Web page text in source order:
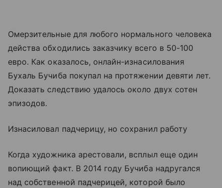
Омерзительные для любого нормального человека
действа обходились заказчику всего в 50-100
евро. Как оказалось, онлайн-изнасилования
Бухаль Бучиба покупал на протяжении девяти лет.
Доказать следствию удалось около двух сотен
эпизодов.
Изнасиловал падчерицу, но сохранил работу
Когда художника арестовали, всплыл еще один
вопиющий факт. В 2014 году Бучиба надругался
над собственной падчерицей, которой было